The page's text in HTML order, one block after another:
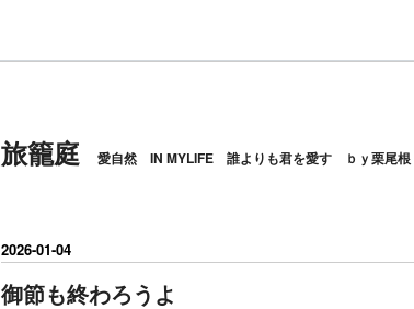
旅籠庭 愛自然 IN MYLIFE 誰よりも君を愛す ｂｙ栗尾根
2026-01-04
御節も終わろうよ